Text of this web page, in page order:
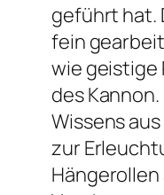
geführt hat.
fein
wie geistige
des
Wissens
zur